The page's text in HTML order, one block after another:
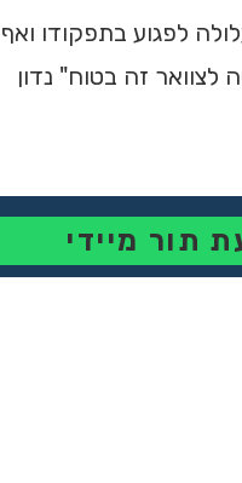
לפגוע בתפקודו ואף
לצוואר זה בטוח" נדון
תור מיידי